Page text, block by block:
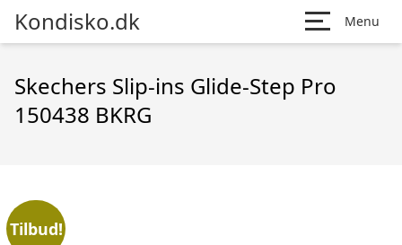
Kondisko.dk Menu
Skechers Slip-ins Glide-Step Pro
150438 BKRG
Tilbud!